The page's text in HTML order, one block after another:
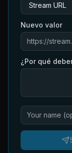
Nuevo valor
¿Por qué